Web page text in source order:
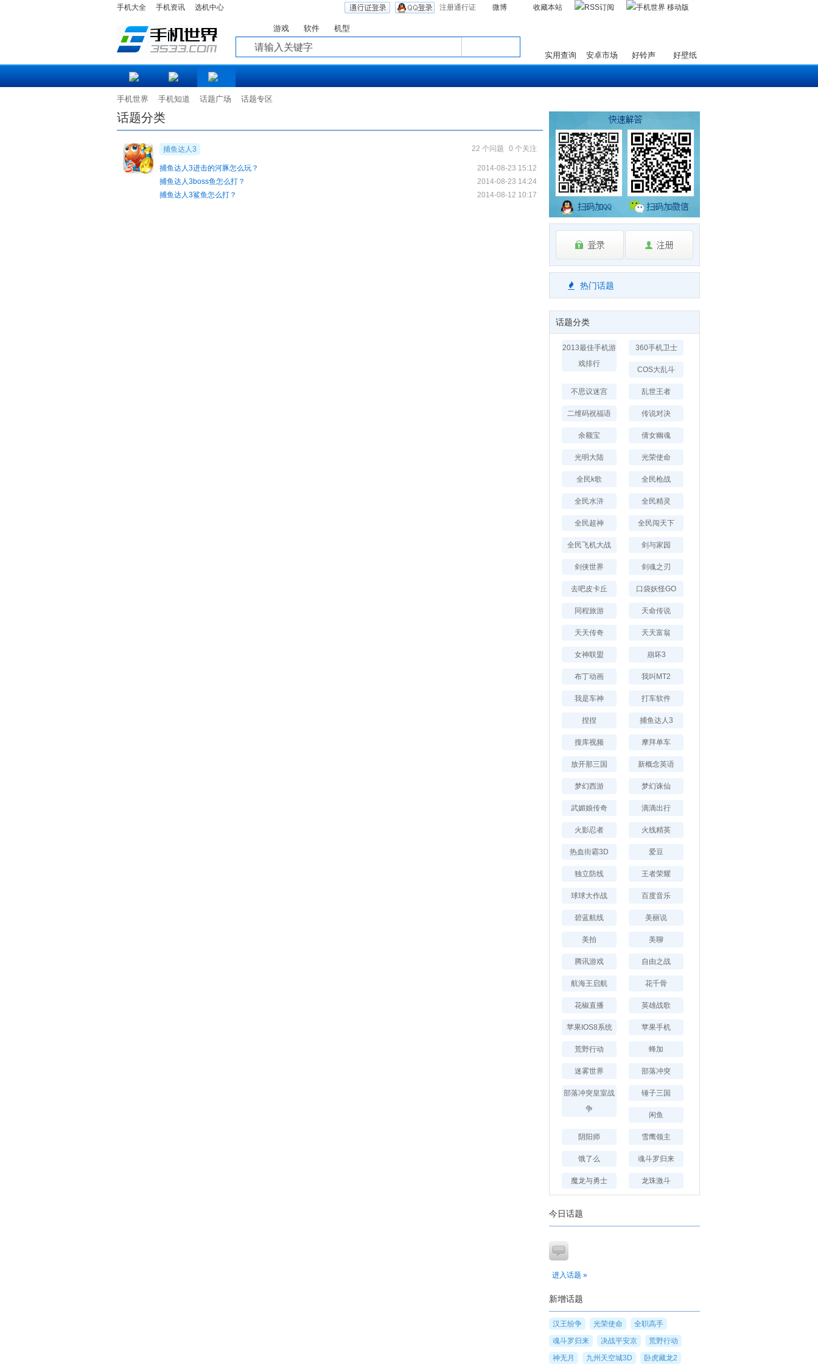
手机大全 手机资讯 选机中心 注册通行证 微博 收藏本站
游戏 软件 机型
实用查询 安卓市场 好铃声 好壁纸
手机世界 手机知道 话题广场 话题专区
话题分类
22 个问题 0 个关注
捕鱼达人3
2014-08-23 15:12
捕鱼达人3进击的河豚怎么玩？
2014-08-23 14:24
捕鱼达人3boss鱼怎么打？
2014-08-12 10:17
捕鱼达人3鲨鱼怎么打？
热门话题
话题分类
2013最佳手机游
戏排行
360手机卫士
COS大乱斗
不思议迷宫 乱世王者
二维码祝福语 传说对决
余额宝 倩女幽魂
光明大陆 光荣使命
全民k歌 全民枪战
全民水浒 全民精灵
全民超神 全民闯天下
全民飞机大战 剑与家园
剑侠世界 剑魂之刃
去吧皮卡丘 口袋妖怪GO
同程旅游 天命传说
天天传奇 天天富翁
女神联盟 崩坏3
布丁动画 我叫MT2
我是车神 打车软件
捏捏 捕鱼达人3
搜库视频 摩拜单车
放开那三国 新概念英语
梦幻西游 梦幻诛仙
武媚娘传奇 滴滴出行
火影忍者 火线精英
热血街霸3D 爱豆
独立防线 王者荣耀
球球大作战 百度音乐
碧蓝航线 美丽说
美拍 美聊
腾讯游戏 自由之战
航海王启航 花千骨
花椒直播 英雄战歌
苹果IOS8系统 苹果手机
荒野行动 蜂加
迷雾世界 部落冲突
部落冲突皇室战
争
锤子三国
闲鱼
阴阳师 雪鹰领主
饿了么 魂斗罗归来
魔龙与勇士 龙珠激斗
今日话题
进入话题 »
新增话题
汉王纷争 光荣使命
全职高手
魂斗罗归来
决战平安京
荒野行动
神无月
九州天空城3D 卧虎藏龙2